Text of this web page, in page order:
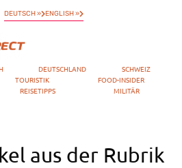
DEUTSCH » ENGLISH »
DEUTSCHLAND
SCHWEIZ
TOURISTIK
FOOD-INSIDER
REISETIPPS MILITÄR
aus der Rubrik